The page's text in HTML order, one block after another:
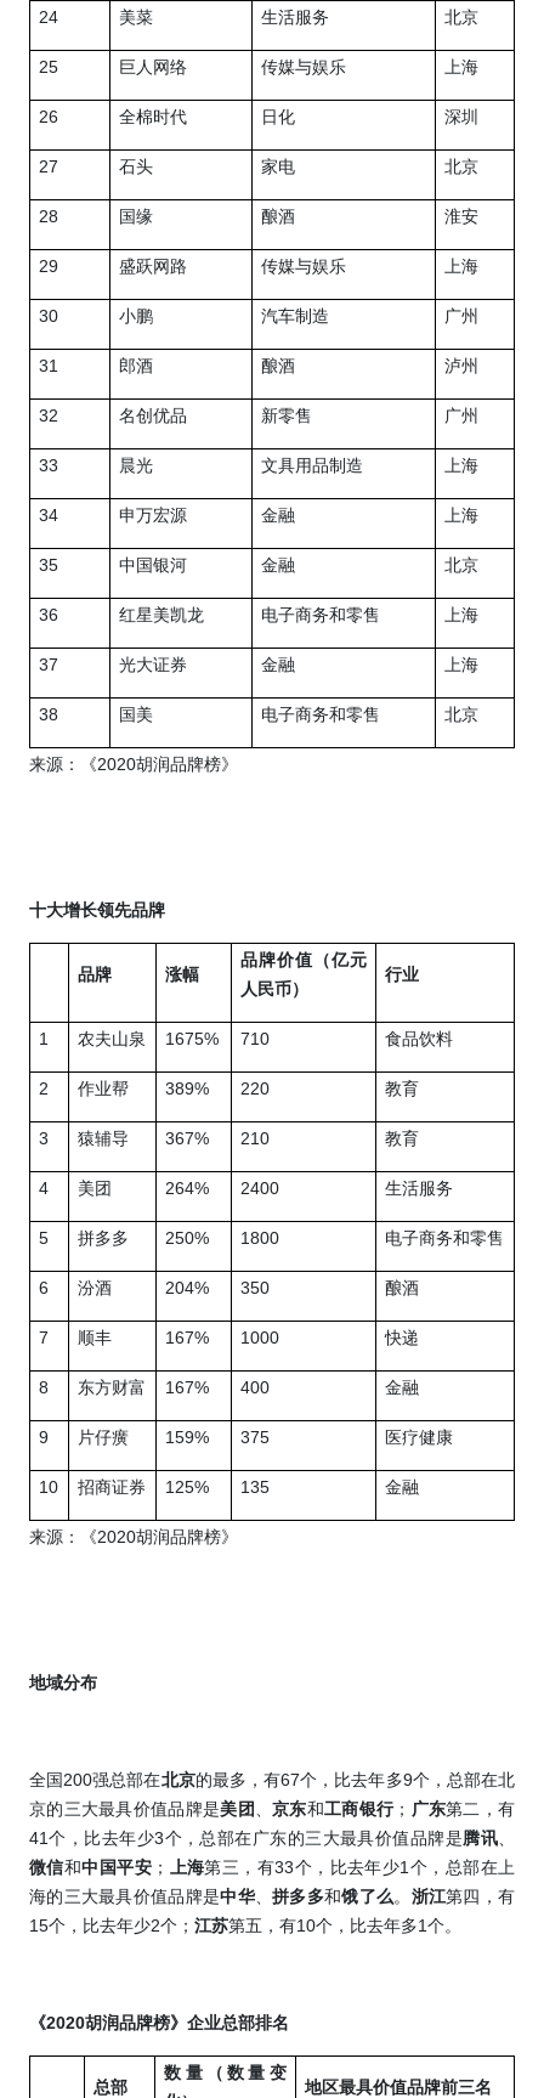
24 美菜 生活服务 北京
25 巨人网络 传媒与娱乐 上海
26 全棉时代 日化 深圳
27 石头 家电 北京
28 国缘 酿酒 淮安
29 盛跃网路 传媒与娱乐 上海
30 小鹏 汽车制造 广州
31 郎酒 酿酒 泸州
32 名创优品 新零售 广州
33 晨光 文具用品制造 上海
34 申万宏源 金融 上海
35 中国银河 金融 北京
36 红星美凯龙 电子商务和零售 上海
37 光大证券 金融 上海
38 国美 电子商务和零售 北京
来源：《2020胡润品牌榜》
十大增长领先品牌
品牌 涨幅
品牌价值（亿元
人民币）
行业
1 农夫山泉 1675% 710 食品饮料
2 作业帮 389% 220 教育
3 猿辅导 367% 210 教育
4 美团 264% 2400 生活服务
5 拼多多 250% 1800 电子商务和零售
6 汾酒 204% 350 酿酒
7 顺丰 167% 1000 快递
8 东方财富 167% 400 金融
9 片仔癀 159% 375 医疗健康
10 招商证券 125% 135 金融
来源：《2020胡润品牌榜》
地域分布
全国200强总部在北京的最多，有67个，比去年多9个，总部在北
京的三大最具价值品牌是美团 、京东和工商银行； 广东第二，有
41 个，比去年少3个，总部在广东的三大最具价值品牌是腾讯、
微信和中国平安 ； 上海第三，有33个，比去年少1 个，总部在上
海的三大最具价值品牌是中华、拼多多和饿了么。 浙江第四，有
15个，比去年少2个； 江苏第五，有10个，比去年多1 个。
《2020胡润品牌榜》企业总部排名
总部
数量（数量变
地区最具价值品牌前三名